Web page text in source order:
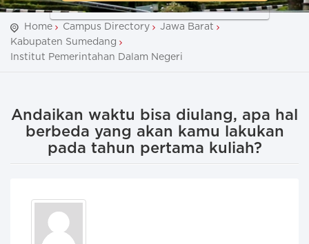
Home Campus Directory
Jawa Barat
Kabupaten Sumedang
Institut Pemerintahan Dalam Negeri
Andaikan waktu bisa diulang, apa hal
berbeda yang akan kamu lakukan
pada tahun pertama kuliah?